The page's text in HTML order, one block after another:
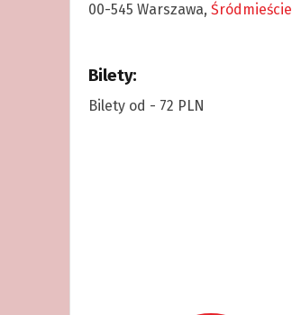
00-545 Warszawa, Śródmieście
Bilety:
Bilety od - 72 PLN